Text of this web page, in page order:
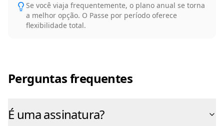
Se você viaja frequentemente, o plano anual se torna
a melhor opção. O Passe por período oferece
flexibilidade total.
Perguntas frequentes
É uma assinatura?